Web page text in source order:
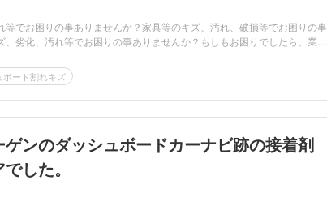
でお困りの事ありませんか？家具等のキズ、汚れ、破損等でお困りの事
、劣化、汚れ等でお困りの事ありませんか？もしもお困りでしたら、業
ボード割れキズ
ンのダッシュボードカーナビ跡の接着剤
した。